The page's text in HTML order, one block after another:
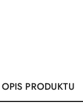
OPIS PRODUKTU